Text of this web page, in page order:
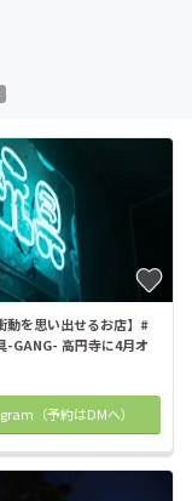
動を思い出せるお店】#
-GANG- 高円寺に4月オ
（予約はDMへ）